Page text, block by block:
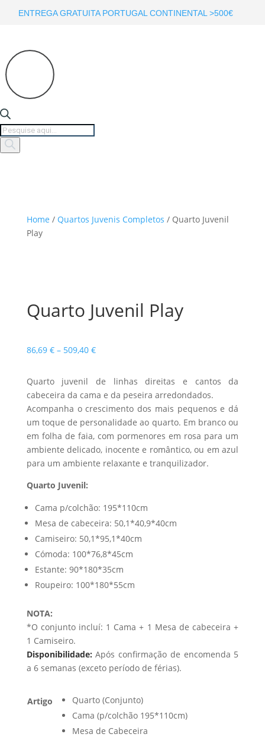
ENTREGA GRATUITA PORTUGAL CONTINENTAL >500€
Products
search
Home / Quartos Juvenis Completos / Quarto Juvenil
Play
Quarto Juvenil Play
86,69 € – 509,40 €Price
86,69 €
through
509,40 €
Quarto juvenil de linhas direitas e cantos da
cabeceira da cama e da peseira arredondados.
Acompanha o crescimento dos mais pequenos e dá
um toque de personalidade ao quarto. Em branco ou
em folha de faia, com pormenores em rosa para um
ambiente delicado, inocente e romântico, ou em azul
para um ambiente relaxante e tranquilizador.
Quarto Juvenil:
Cama p/colchão: 195*110cm
Mesa de cabeceira: 50,1*40,9*40cm
Camiseiro: 50,1*95,1*40cm
Cómoda: 100*76,8*45cm
Estante: 90*180*35cm
Roupeiro: 100*180*55cm
NOTA:
*O conjunto incluí: 1 Cama + 1 Mesa de cabeceira +
1 Camiseiro.
Disponibilidade:Após confirmação de encomenda 5
a 6 semanas (exceto período de férias).
Artigo
Quarto (Conjunto)
Cama (p/colchão 195*110cm)
Mesa de Cabeceira